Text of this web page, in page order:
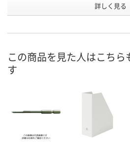
カゴへ
詳しく見る
この商品を見た人はこちら
す